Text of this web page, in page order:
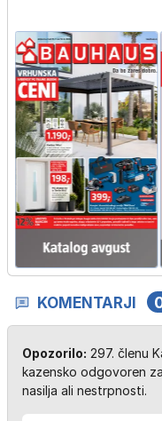
KOMENTARJI
Opozorilo: 297. členu
kazensko odgovoren
nasilja ali nestrpnosti.